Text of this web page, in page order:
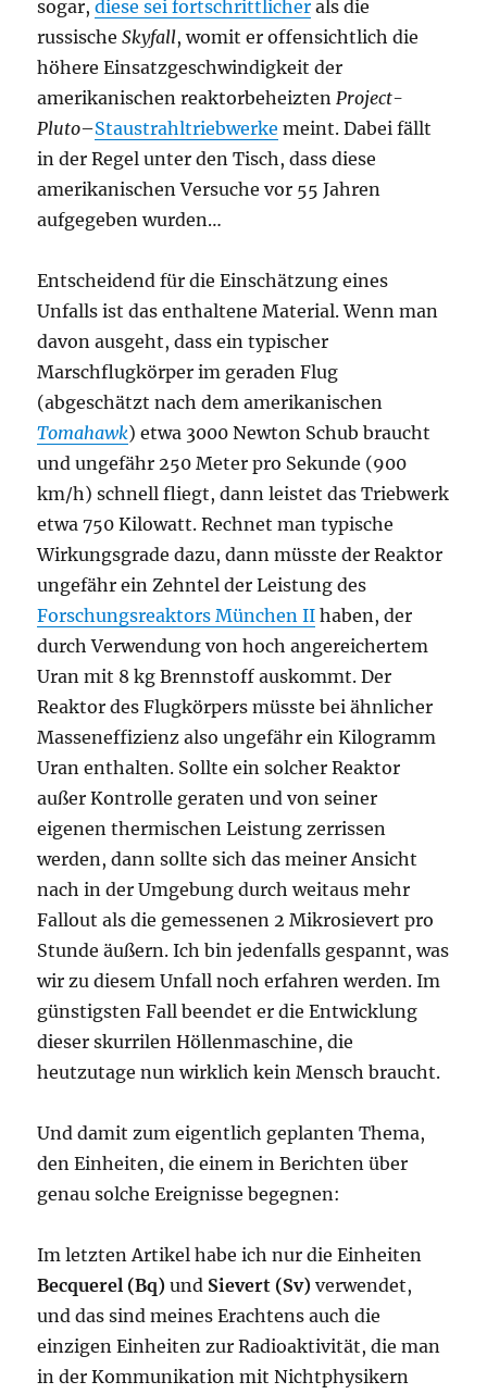
sogar,diese sei fortschrittlicher als die
russischeSkyfall, womit er offensichtlich die
höhere Einsatzgeschwindigkeit der
amerikanischen reaktorbeheizten Project-
Pluto–Staustrahltriebwerke meint. Dabei fällt
in der Regel unter den Tisch, dass diese
amerikanischen Versuche vor 55 Jahren
aufgegeben wurden…
Entscheidend für die Einschätzung eines
Unfalls ist das enthaltene Material. Wenn man
davon ausgeht, dass ein typischer
Marschflugkörper im geraden Flug
(abgeschätzt nach dem amerikanischen
Tomahawk) etwa 3000 Newton Schub braucht
und ungefähr 250 Meter pro Sekunde (900
km/h) schnell fliegt, dann leistet das Triebwerk
etwa 750 Kilowatt. Rechnet man typische
Wirkungsgrade dazu, dann müsste der Reaktor
ungefähr ein Zehntel der Leistung des
Forschungsreaktors München II haben, der
durch Verwendung von hoch angereichertem
Uran mit 8 kg Brennstoff auskommt. Der
Reaktor des Flugkörpers müsste bei ähnlicher
Masseneffizienz also ungefähr ein Kilogramm
Uran enthalten. Sollte ein solcher Reaktor
außer Kontrolle geraten und von seiner
eigenen thermischen Leistung zerrissen
werden, dann sollte sich das meiner Ansicht
nach in der Umgebung durch weitaus mehr
Fallout als die gemessenen 2 Mikrosievert pro
Stunde äußern. Ich bin jedenfalls gespannt, was
wir zu diesem Unfall noch erfahren werden. Im
günstigsten Fall beendet er die Entwicklung
dieser skurrilen Höllenmaschine, die
heutzutage nun wirklich kein Mensch braucht.
Und damit zum eigentlich geplanten Thema,
den Einheiten, die einem in Berichten über
genau solche Ereignisse begegnen:
Im letzten Artikel habe ich nur die Einheiten
Becquerel (Bq) und Sievert (Sv) verwendet,
und das sind meines Erachtens auch die
einzigen Einheiten zur Radioaktivität, die man
in der Kommunikation mit Nichtphysikern